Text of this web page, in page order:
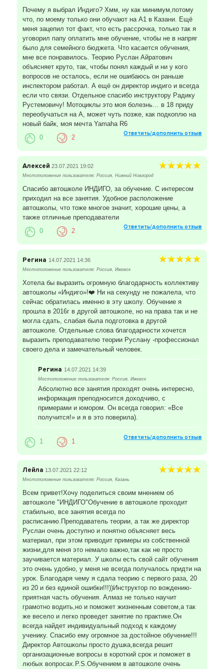
Почему я выбрал Индиго? Хмм, ну как минимум,потому
что, по моему только они обучают на А1 в Казани. Ещё
меня зацепил тот факт, что есть рассрочка, только так я
уговорил папу оплатить мне обучение, чтобы не в напряг
было для семейного бюджета. Что касается обучения,
мне все понравилось. Теорию Руслан Айратович
объясняет круто, так, чтобы понял каждый и ни у кого
вопросов не осталось, если не ошибаюсь он раньше
инспектором работал. А ещё он директор индиго и всегда
если что связи. Отдельное спасибо инструктору Радику
Рустемовичу! Мотоциклы это моя болезнь… в 18 приду
переобучаться на А, может чуть позже, как подкоплю на
новый байк, моя мечта Yamaha R6
Ответить/дополнить отзыв
0 2
Алексей 23.07.2021 19:02
Местоположение пользователя: Россия, Нижний Новгород
Спасибо автошколе ИНДИГО, за обучение. С интересом
приходил на все занятия. Удобное расположение
автошколы, что тоже многое значит, хорошие цены, а
также отличные преподаватели
Ответить/дополнить отзыв
0 2
Регина 14.07.2021 14:36
Местоположение пользователя: Россия, Ижевск
Хотела бы выразить огромную благодарность коллективу
автошколы «Индиго»!❤️ Ни на секунду не пожалела, что
сейчас обратилась именно в эту школу. Обучение я
прошла в 2016г в другой автошколе, но на права так и не
могла сдать, слабая была подготовка в другой
автошколе. Отдельные слова благодарности хочется
выразить преподавателю теории Руслану -профессионал
своего дела и замечательный человек.
Регина 14.07.2021 14:39
Местоположение пользователя: Россия, Ижевск
Абсолютно все занятия проходят очень интересно,
информация преподносится доходчиво, с
примерами и юмором. Он всегда говорил: «Все
получится!» и я в это поверила).
Ответить/дополнить отзыв
1 1
Лейла 13.07.2021 22:12
Местоположение пользователя: Россия, Казань
Всем привет!Хочу поделиться своим мнением об
автошколе "ИНДИГО"Обучение в автошколе проходит
стабильно, все занятия всегда по
расписанию.Преподаватель теории, а так же директор
Руслан очень доступно и понятно объясняет весь
материал, при этом приводит примеры из собственной
жизни,для меня это немало важно,так как не просто
заучивается материал. У школы есть свой сайт обучения
это очень удобно, у меня не всегда получалось придти на
урок. Благодаря чему я сдала теорию с первого раза, 20
из 20 и без единой ошибки!!!))Инструктор по вождению-
приятная часть обучения. Алмаз не только научит
грамотно водить,но и поможет жизненным советом,а так
же весело и легко проведет занятие по практике.Он
всегда найдет индивидуальный подход к каждому
ученику. Спасибо ему огромное за достойное обучение!!!
Директор Автошколы просто душка,всегда решит
организационные вопросы в короткий срок и поможет в
любых вопросах.P.S.Обучением в автошколе очень